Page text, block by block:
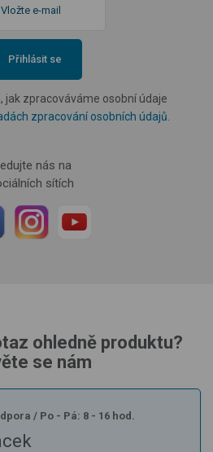
Přihlásit se
jak zpracováváme osobní údaje
zpracování osobních údajů
nás na
sítích
ohledně produktu?
se nám
/ Po - Pá: 8 - 16 hod.